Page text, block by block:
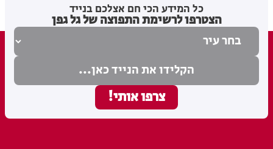
כל המידע הכי חם אצלכם בנייד
הצטרפו לרשימת התפוצה של גל גפן